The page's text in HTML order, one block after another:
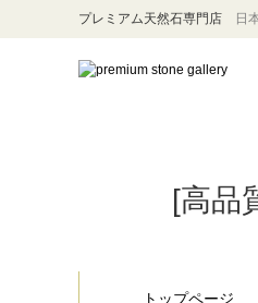
プレミアム天然石専門店 日
[高品
トップページ